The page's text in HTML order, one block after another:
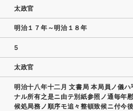
太政官
明治１７年～明治１８年
5
太政官
明治十八年十二月 文書局 本局員ノ儀
ナル所有之是ニ由テ別紙参照ノ通毎年
候処局務ノ順序モ追々整頓致候ニ付今